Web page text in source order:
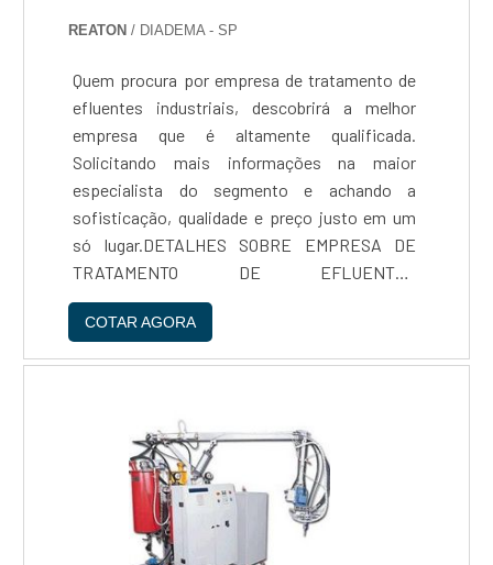
REATON / DIADEMA - SP
Quem procura por empresa de tratamento de
efluentes industriais, descobrirá a melhor
empresa que é altamente qualificada.
Solicitando mais informações na maior
especialista do segmento e achando a
sofisticação, qualidade e preço justo em um
só lugar.DETALHES SOBRE EMPRESA DE
TRATAMENTO DE EFLUENTES
INDUSTRIAISQuem precisa de empresa de
tratamento de efluentes industriais inovadora,
encontra na internet a Reaton. A empresa tem
satisfação da venda à entrega final, com foco
total na qualidade.Discorrendo ainda sobre
empresa de tratamento de efluentes
industriais, sempre deve-se buscar uma
empresa que tenha produtos e serviços com
COTAR AGORA